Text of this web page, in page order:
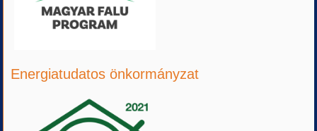
Energiatudatos önkormányzat